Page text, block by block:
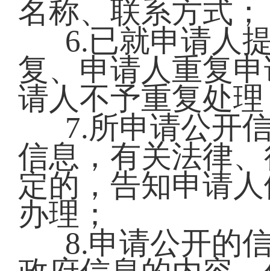
名称、联系方式；
6.已就申请人
复、申请人重复
请人不予重复处
7.所申请公开
信息，有关法律
定的，告知申请
办理；
8.申请公开的